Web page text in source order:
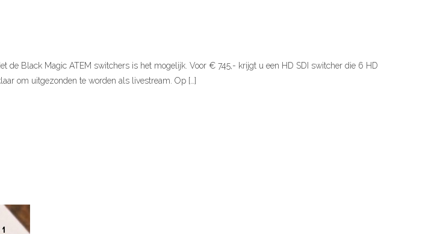
de Black Magic ATEM switchers is het mogelijk. Voor € 745,- krijgt u een HD SDI switcher die 6 HD
om uitgezonden te worden als livestream. Op […]